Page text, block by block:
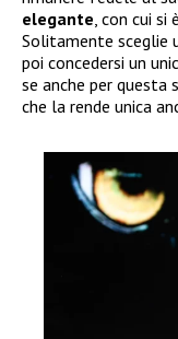
elegante , con cui
Solitamente sceglie
poi concedersi un
se anche per questa
che la rende unica